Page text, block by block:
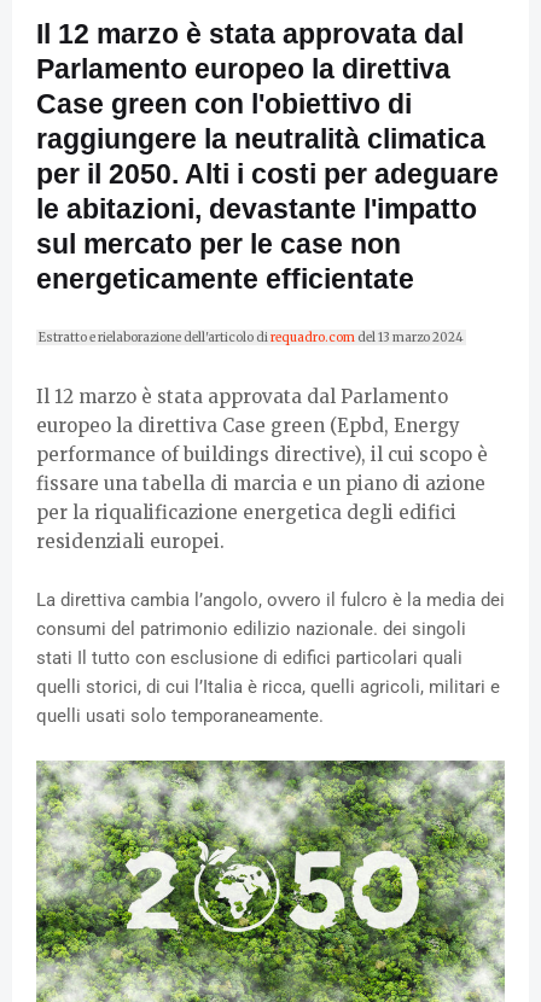
Il 12 marzo è stata approvata dal
Parlamento europeo la direttiva
Case green con l'obiettivo di
raggiungere la neutralità climatica
per il 2050. Alti i costi per adeguare
le abitazioni, devastante l'impatto
sul mercato per le case non
energeticamente efficientate
Estratto e rielaborazione dell'articolo direquadro.com del 13 marzo 2024
Il 12 marzo è stata approvata dal Parlamento
europeo la direttiva Case green (Epbd, Energy
performance of buildings directive), il cui scopo è
fissare una tabella di marcia e un piano di azione
per la riqualificazione energetica degli edifici
residenziali europei.
La direttiva cambia l’angolo, ovvero il fulcro è la media dei
consumi del patrimonio edilizio nazionale. dei singoli
stati Il tutto con esclusione di edifici particolari quali
quelli storici, di cui l’Italia è ricca, quelli agricoli, militari e
quelli usati solo temporaneamente.